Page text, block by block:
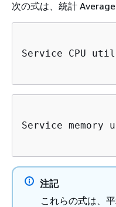
次の式は、統計
Service
Service
注記
これらの式は、